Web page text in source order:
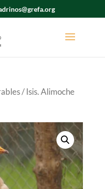
/ Isis. Alimoche